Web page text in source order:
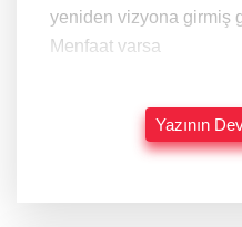
yeniden vizyona girmiş gibi. Konu
Menfaat varsa
Yazının